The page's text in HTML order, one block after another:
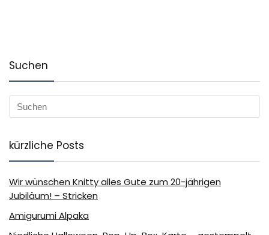
Suchen
kürzliche Posts
Wir wünschen Knitty alles Gute zum 20-jährigen
Jubiläum! – Stricken
Amigurumi Alpaka